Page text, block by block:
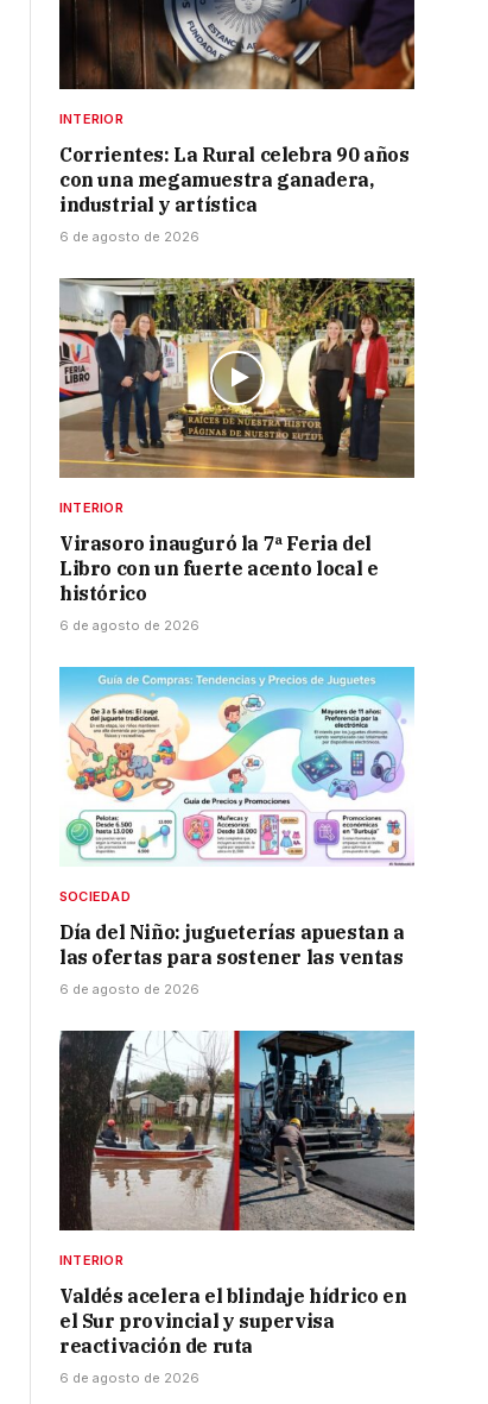
INTERIOR
Corrientes: La Rural celebra 90 años
con una megamuestra ganadera,
industrial y artística
6 de agosto de 2026
INTERIOR
Virasoro inauguró la 7ª Feria del
Libro con un fuerte acento local e
histórico
6 de agosto de 2026
SOCIEDAD
Día del Niño: jugueterías apuestan a
las ofertas para sostener las ventas
6 de agosto de 2026
INTERIOR
Valdés acelera el blindaje hídrico en
el Sur provincial y supervisa
reactivación de ruta
6 de agosto de 2026